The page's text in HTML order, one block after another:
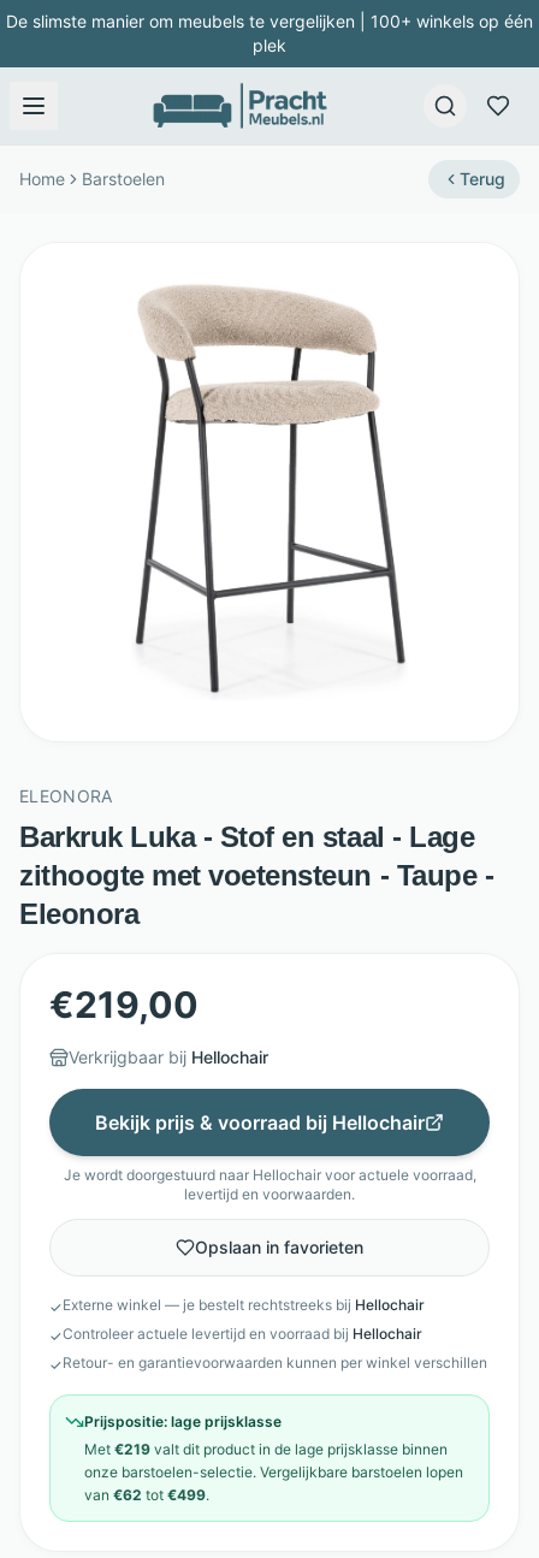
De slimste manier om meubels te vergelijken | 100+ winkels op één
plek
Home Barstoelen Terug
ELEONORA
Barkruk Luka - Stof en staal - Lage
zithoogte met voetensteun - Taupe -
Eleonora
€219,00
Verkrijgbaar bij Hellochair
Bekijk prijs & voorraad bij Hellochair
Je wordt doorgestuurd naar Hellochairvoor actuele voorraad,
levertijd en voorwaarden.
Opslaan in favorieten
✓Externe winkel — je bestelt rechtstreeks bij Hellochair
✓Controleer actuele levertijd en voorraad bij Hellochair
✓Retour- en garantievoorwaarden kunnen per winkel verschillen
Prijspositie: lage prijsklasse
Met €219 valt dit product in de lage prijsklasse binnen
onze barstoelen-selectie. Vergelijkbare barstoelen lopen
van €62 tot €499.